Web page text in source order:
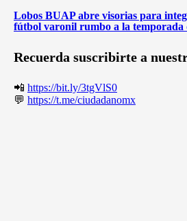
Lobos BUAP abre visorias para
fútbol varonil rumbo a la temporada
Recuerda suscribirte a
📲 https://bit.ly/3tgVlS0
💬 https://t.me/ciudadanomx